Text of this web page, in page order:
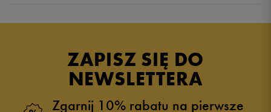
5.0
zebranych i zweryfikowanych przez
ZAPISZ SIĘ DO
NEWSLETTERA
Zgarnij 10% rabatu na pierwsze